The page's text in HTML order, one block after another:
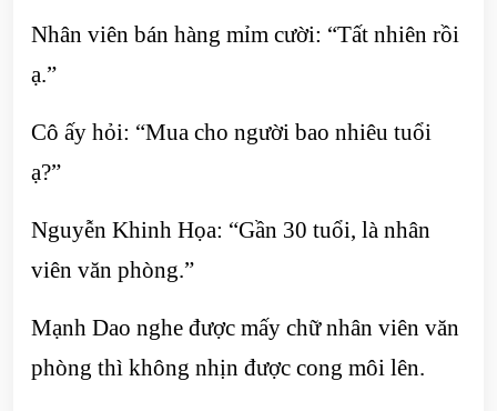
Nhân viên bán hàng mỉm cười: “Tất nhiên rồi
ạ.”
Cô ấy hỏi: “Mua cho người bao nhiêu tuổi
ạ?”
Nguyễn Khinh Họa: “Gần 30 tuổi, là nhân
viên văn phòng.”
Mạnh Dao nghe được mấy chữ nhân viên văn
phòng thì không nhịn được cong môi lên.